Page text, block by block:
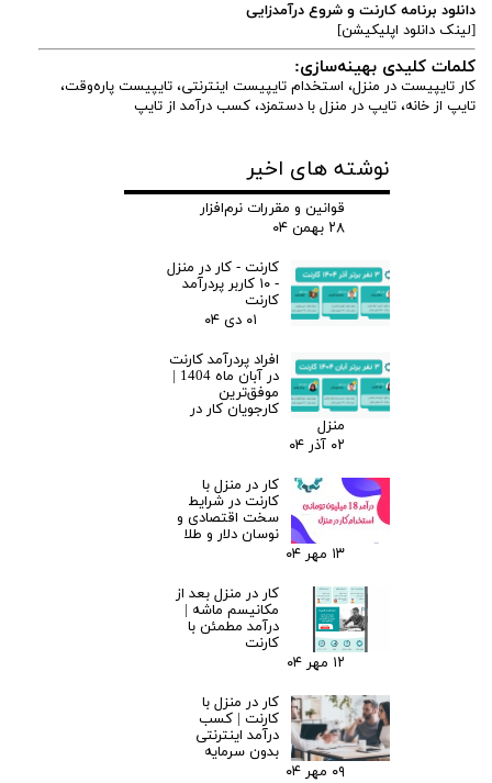
دانلود برنامه کارنت و شروع درآمدزایی
[لینک دانلود اپلیکیشن]
کلمات کلیدی بهینه‌سازی:
کار تایپیست در منزل، استخدام تایپیست اینترنتی، تایپیست پاره‌وقت،
تایپ از خانه، تایپ در منزل با دستمزد، کسب درآمد از تایپ
نوشته های اخیر
قوانین و مقررات نرم‌افزار
۲۸ بهمن ۰۴
کارنت - کار در منزل
- ۱۰ کاربر پردرآمد
کارنت
۰۱ دی ۰۴
افراد پردرآمد کارنت
در آبان ماه 1404 |
موفق‌ترین
کارجویان کار در
منزل
۰۲ آذر ۰۴
کار در منزل با
کارنت در شرایط
سخت اقتصادی و
نوسان دلار و طلا
۱۳ مهر ۰۴
کار در منزل بعد از
مکانیسم ماشه |
درآمد مطمئن با
کارنت
۱۲ مهر ۰۴
کار در منزل با
کارنت | کسب
درآمد اینترنتی
بدون سرمایه
۰۹ مهر ۰۴